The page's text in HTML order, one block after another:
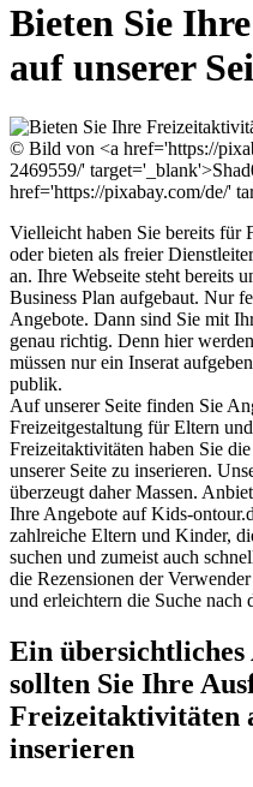
Bieten Sie
auf unserer
© Bild von <a href='https://
2469559/'
href='https://pixabay.com/de/'
Vielleicht haben Sie bereits für
oder bieten als freier
an. Ihre Webseite steht bereits
Business Plan aufgebaut. Nur
Angebote. Dann sind Sie mit
genau richtig. Denn hier
müssen nur ein Inserat
publik.
Auf unserer Seite finden Sie
Freizeitgestaltung für Eltern
Freizeitaktivitäten haben Sie
unserer Seite zu inserieren.
überzeugt daher Massen.
Ihre Angebote auf Kids-
zahlreiche Eltern und Kinder,
suchen und zumeist auch
die Rezensionen der
und erleichtern die Suche nach
Ein übersichtliches
sollten Sie Ihre
Freizeitaktivitäten
inserieren